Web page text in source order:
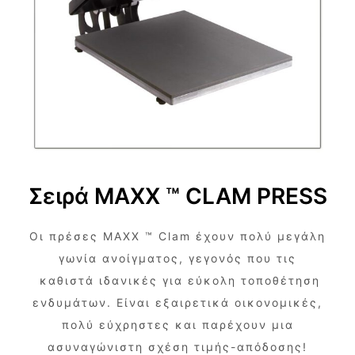
Σειρά MAXX ™ CLAM PRESS
Οι πρέσες MAXX ™ Clam έχουν πολύ μεγάλη
γωνία ανοίγματος, γεγονός που τις
καθιστά ιδανικές για εύκολη τοποθέτηση
ενδυμάτων. Είναι εξαιρετικά οικονομικές,
πολύ εύχρηστες και παρέχουν μια
ασυναγώνιστη σχέση τιμής-απόδοσης!